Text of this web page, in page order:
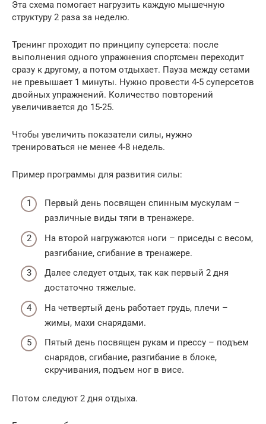
Эта схема помогает нагрузить каждую мышечную
структуру 2 раза за неделю.
Тренинг проходит по принципу суперсета: после
выполнения одного упражнения спортсмен переходит
сразу к другому, а потом отдыхает. Пауза между сетами
не превышает 1 минуты. Нужно провести 4-5 суперсетов
двойных упражнений. Количество повторений
увеличивается до 15-25.
Чтобы увеличить показатели силы, нужно
тренироваться не менее 4-8 недель.
Пример программы для развития силы:
Первый день посвящен спинным мускулам –
различные виды тяги в тренажере.
На второй нагружаются ноги – приседы с весом,
разгибание, сгибание в тренажере.
Далее следует отдых, так как первый 2 дня
достаточно тяжелые.
На четвертый день работает грудь, плечи –
жимы, махи снарядами.
Пятый день посвящен рукам и прессу – подъем
снарядов, сгибание, разгибание в блоке,
скручивания, подъем ног в висе.
Потом следуют 2 дня отдыха.